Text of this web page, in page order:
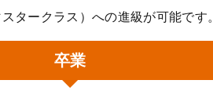
タークラス）への進級が可能です。
卒業